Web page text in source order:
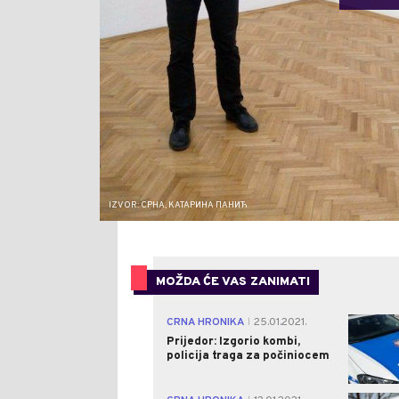
IZVOR: СРНА, КАТАРИНА ПАНИЋ
MOŽDA ĆE VAS ZANIMATI
CRNA HRONIKA
25.01.2021.
Prijedor: Izgorio kombi,
policija traga za počiniocem